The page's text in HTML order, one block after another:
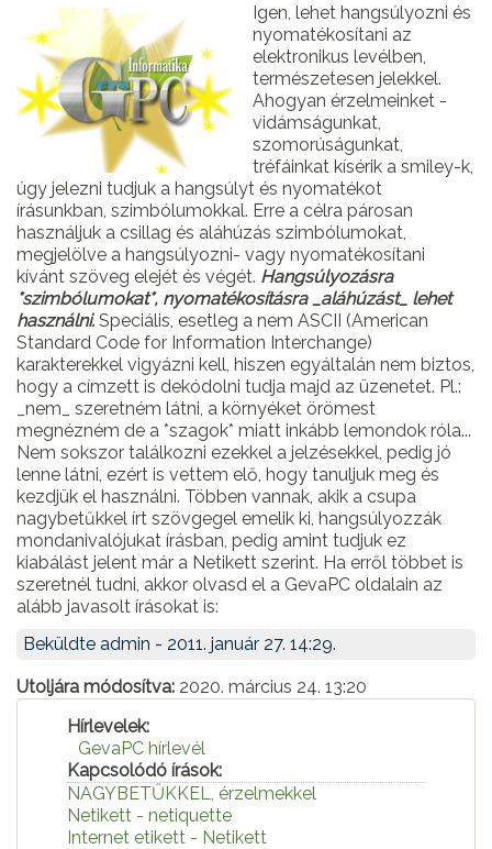
Igen, lehet hangsúlyozni és
nyomatékosítani az
elektronikus levélben,
természetesen jelekkel.
Ahogyan érzelmeinket -
vidámságunkat,
szomorúságunkat,
tréfáinkat kísérik a smiley-k,
úgy jelezni tudjuk a hangsúlyt és nyomatékot
írásunkban, szimbólumokkal. Erre a célra párosan
használjuk a csillag és aláhúzás szimbólumokat,
megjelölve a hangsúlyozni- vagy nyomatékosítani
kívánt szöveg elejét és végét. Hangsúlyozásra
*szimbólumokat*, nyomatékosításra _aláhúzást_ lehet
használni. Speciális, esetleg a nem ASCII (American
Standard Code for Information Interchange)
karakterekkel vigyázni kell, hiszen egyáltalán nem biztos,
hogy a címzett is dekódolni tudja majd az üzenetet. Pl.:
_nem_ szeretném látni, a környéket örömest
megnézném de a *szagok* miatt inkább lemondok róla...
Nem sokszor találkozni ezekkel a jelzésekkel, pedig jó
lenne látni, ezért is vettem elő, hogy tanuljuk meg és
kezdjük el használni. Többen vannak, akik a csupa
nagybetűkkel írt szövgegel emelik ki, hangsúlyozzák
mondanivalójukat írásban, pedig amint tudjuk ez
kiabálást jelent már a Netikett szerint. Ha erről többet is
szeretnél tudni, akkor olvasd el a GevaPC oldalain az
alább javasolt írásokat is:
Beküldte admin - 2011. január 27. 14:29.
Utoljára módosítva: 2020. március 24. 13:20
Hírlevelek:
GevaPC hírlevél
Kapcsolódó írások:
NAGYBETŰKKEL, érzelmekkel
Netikett - netiquette
Internet etikett - Netikett